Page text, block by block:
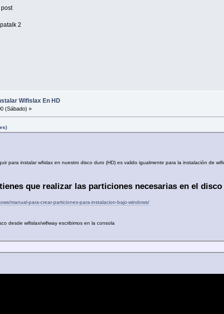
2
Wifislax En HD
(Sábado) »
para instalar wfislax en nuestro disco duro (HD) es valido igualmente para la instalación de
que realizar las particiones necesarias en el
manual-para-crear-particiones-para-instalacion-bajo-windows/
desde wifislax/wifiway escribimos en la consola